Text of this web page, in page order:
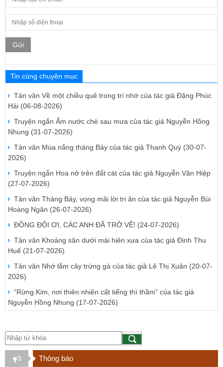
Gửi
Tin cùng chuyên mục
Tản văn Về một chiều quê trong trí nhớ của tác giả Đặng Phúc
Hải (06-08-2026)
Truyện ngắn Ấm nước chè sau mưa của tác giả Nguyễn Hồng
Nhung (31-07-2026)
Tản văn Mùa nắng tháng Bảy của tác giả Thanh Quý (30-07-
2026)
Truyện ngắn Hoa nở trên đất cát của tác giả Nguyễn Văn Hiệp
(27-07-2026)
Tản văn Tháng Bảy, vọng mãi lời tri ân của tác giả Nguyễn Bùi
Hoàng Ngân (26-07-2026)
ĐỒNG ĐỘI ƠI, CÁC ANH ĐÃ TRỞ VỀ! (24-07-2026)
Tản văn Khoảng sân dưới mái hiên xưa của tác giả Đinh Thu
Huế (21-07-2026)
Tản văn Nhớ lắm cây trứng gà của tác giả Lê Thị Xuân (20-07-
2026)
“Rừng Kim, nơi thiên nhiên cất tiếng thì thầm” của tác giả
Nguyễn Hồng Nhung (17-07-2026)
Thông báo